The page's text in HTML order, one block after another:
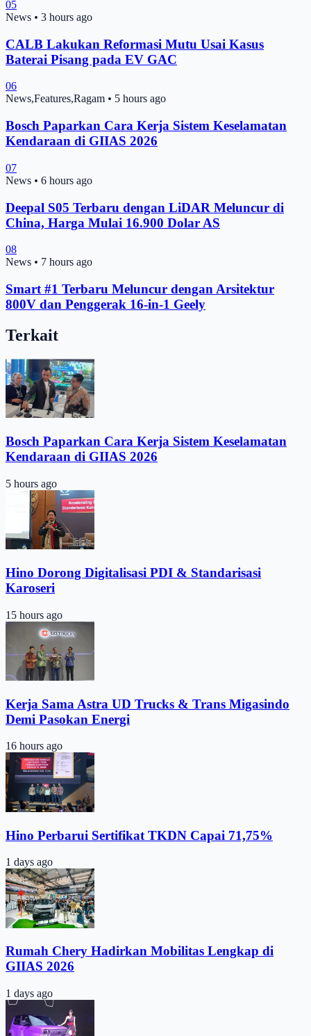
05
News • 3 hours ago
CALB Lakukan Reformasi Mutu Usai Kasus
Baterai Pisang pada EV GAC
06
News,Features,Ragam • 5 hours ago
Bosch Paparkan Cara Kerja Sistem Keselamatan
Kendaraan di GIIAS 2026
07
News • 6 hours ago
Deepal S05 Terbaru dengan LiDAR Meluncur di
China, Harga Mulai 16.900 Dolar AS
08
News • 7 hours ago
Smart #1 Terbaru Meluncur dengan Arsitektur
800V dan Penggerak 16-in-1 Geely
Terkait
Bosch Paparkan Cara Kerja Sistem Keselamatan
Kendaraan di GIIAS 2026
5 hours ago
Hino Dorong Digitalisasi PDI & Standarisasi
Karoseri
15 hours ago
Kerja Sama Astra UD Trucks & Trans Migasindo
Demi Pasokan Energi
16 hours ago
Hino Perbarui Sertifikat TKDN Capai 71,75%
1 days ago
Rumah Chery Hadirkan Mobilitas Lengkap di
GIIAS 2026
1 days ago